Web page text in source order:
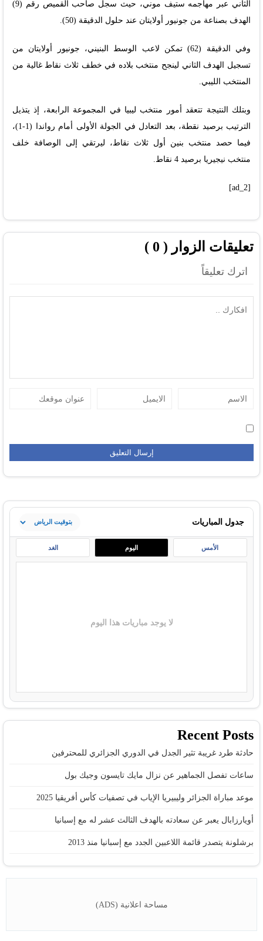
الثاني عبر مهاجمه ستيف موني، حيث سجل صاحب القميص رقم (9)
الهدف بصناعة من جونيور أولايتان عند حلول الدقيقة (50).
وفي الدقيقة (62) تمكن لاعب الوسط البنيني، جونيور أولايتان من
تسجيل الهدف الثاني لينجح منتخب بلاده في خطف ثلاث نقاط غالية من
المنتخب الليبي.
وبتلك النتيجة تتعقد أمور منتخب ليبيا في المجموعة الرابعة، إذ يتذيل
الترتيب برصيد نقطة، بعد التعادل في الجولة الأولى أمام رواندا (1-1)،
فيما حصد منتخب بنين أول ثلاث نقاط، ليرتقي إلى الوصافة خلف
منتخب نيجيريا برصيد 4 نقاط.
[ad_2]
تعليقات الزوار ( 0 )
اترك تعليقاً
جدول المباريات
الأمس اليوم الغد
لا يوجد مباريات هذا اليوم
Recent Posts
حادثة طرد غريبة تثير الجدل في الدوري الجزائري للمحترفين
ساعات تفصل الجماهير عن نزال مايك تايسون وجيك بول
موعد مباراة الجزائر وليبيريا الإياب في تصفيات كأس أفريقيا 2025
أويارزابال يعبر عن سعادته بالهدف الثالث عشر له مع إسبانيا
برشلونة يتصدر قائمة اللاعبين الجدد مع إسبانيا منذ 2013
مساحة اعلانية (ADS)